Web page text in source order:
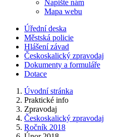
Napište nám
Mapa webu
Úřední deska
Městská policie
Hlášení závad
Českoskalický zpravodaj
Dokumenty a formuláře
Dotace
Úvodní stránka
Praktické info
Zpravodaj
Českoskalický zpravodaj
Ročník 2018